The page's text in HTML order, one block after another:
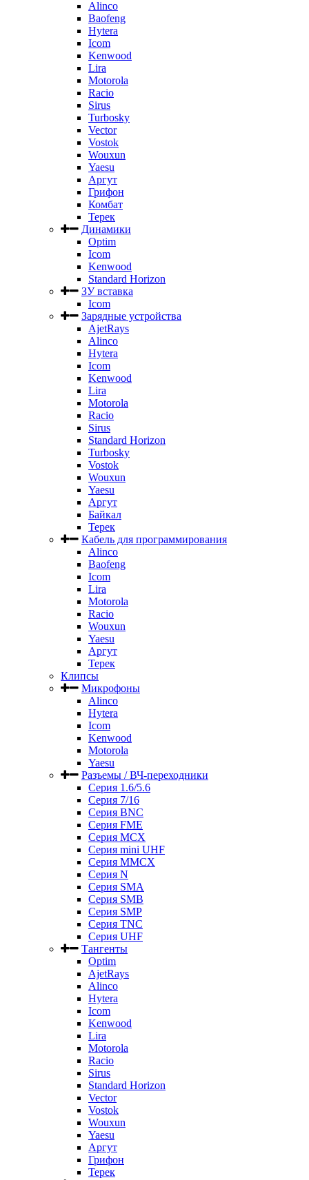
Alinco
Baofeng
Hytera
Icom
Kenwood
Lira
Motorola
Racio
Sirus
Turbosky
Vector
Vostok
Wouxun
Yaesu
Аргут
Грифон
Комбат
Терек
Динамики
Optim
Icom
Kenwood
Standard Horizon
ЗУ вставка
Icom
Зарядные устройства
AjetRays
Alinco
Hytera
Icom
Kenwood
Lira
Motorola
Racio
Sirus
Standard Horizon
Turbosky
Vostok
Wouxun
Yaesu
Аргут
Байкал
Терек
Кабель для программирования
Alinco
Baofeng
Icom
Lira
Motorola
Racio
Wouxun
Yaesu
Аргут
Терек
Клипсы
Микрофоны
Alinco
Hytera
Icom
Kenwood
Motorola
Yaesu
Разъемы / ВЧ-переходники
Серия 1.6/5.6
Серия 7/16
Серия BNC
Серия FME
Серия MCX
Серия mini UHF
Серия MMCX
Серия N
Серия SMA
Серия SMB
Серия SMP
Серия TNC
Серия UHF
Тангенты
Optim
AjetRays
Alinco
Hytera
Icom
Kenwood
Lira
Motorola
Racio
Sirus
Standard Horizon
Vector
Vostok
Wouxun
Yaesu
Аргут
Грифон
Терек